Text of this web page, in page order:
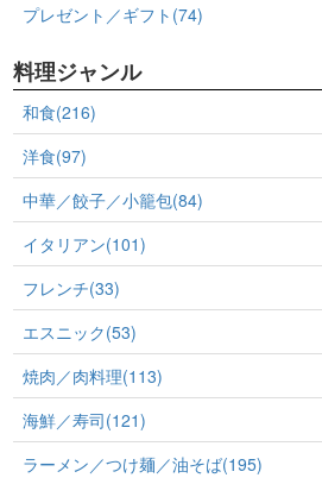
プレゼント／ギフト(74)
料理ジャンル
和食(216)
洋食(97)
中華／餃子／小籠包(84)
イタリアン(101)
フレンチ(33)
エスニック(53)
焼肉／肉料理(113)
海鮮／寿司(121)
ラーメン／つけ麺／油そば(195)